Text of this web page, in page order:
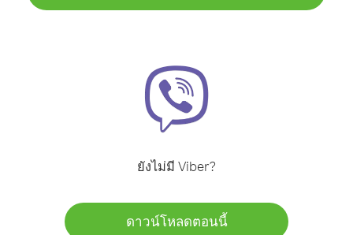
ยังไม่มี Viber?
ดาวน์โหลดตอนนี้